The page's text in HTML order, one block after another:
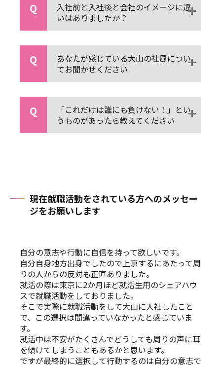
Q
入社前と入社後と会社のイメージに違
いはありましたか？
Q
あなたが感じている大山の社風につい
てお聞かせください
Q
「これだけは誰にも負けない！」とい
うものがあったら教えてください
現在就職活動をされている方へのメッセー
ジをお願いします
自分の意志や行動に自信を持って欲しいです。
自分自身地方出身でしたので上京するにあたって周
りの人からの反対も正直ありました。
就活の際は東京に2か月ほど就活生用のシェアハウ
スで就職活動をしておりました。
そこで実際に就職活動をして大山に入社したこと
で、この選択は間違っていなかったと感じていま
す。
就活中は不安がたくさんでどうしても周りの声に耳
を傾けてしまうこともあるかと思います。
ですが最終的に選択して行動するのは自分の意志で